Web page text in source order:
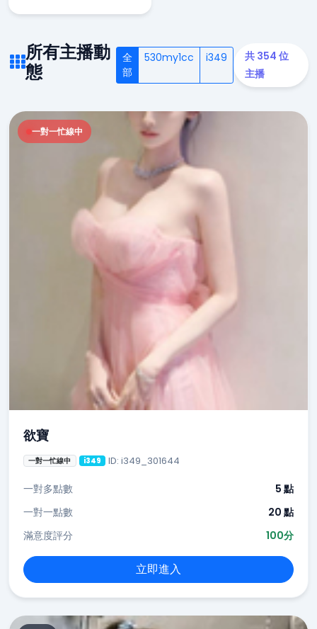
所有主播動
態
全
部
530my1cc i349
共 354 位
主播
一對一忙線中
欲寶
一對一忙線中 i349 ID: i349_301644
一對多點數
5 點
一對一點數
20 點
滿意度評分
100分
立即進入